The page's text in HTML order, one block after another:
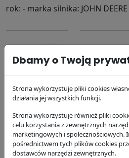
rok: - marka silnika: JOHN
Filtr oleju
Donaldson
63.74 zł
Filtr paliwa
Donaldson
99.52 zł
Dbamy o Twoją
Strona wykorzystuje pliki cookies
działania jej wszystkich funkcji.
Strona wykorzystuje również pliki
celu korzystania z zewnętrznych
marketingowych i społecznościowych.
pośrednictwem tych plików cookies
dostawców narzędzi zewnętrznych.